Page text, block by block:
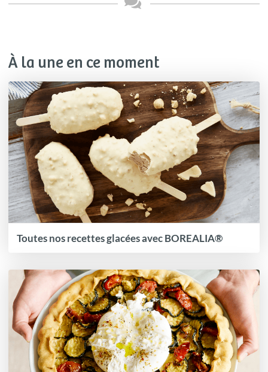
À la une en ce moment
Toutes nos recettes glacées avec BOREALIA®